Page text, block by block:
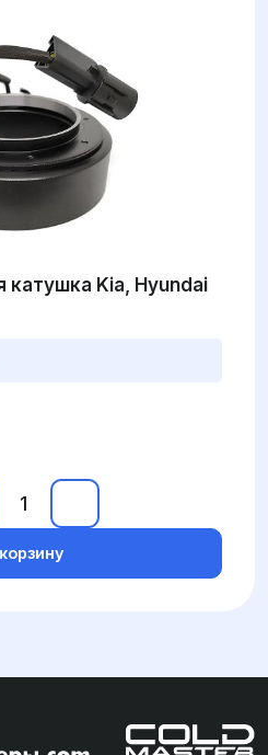
катушка Kia, Hyundai